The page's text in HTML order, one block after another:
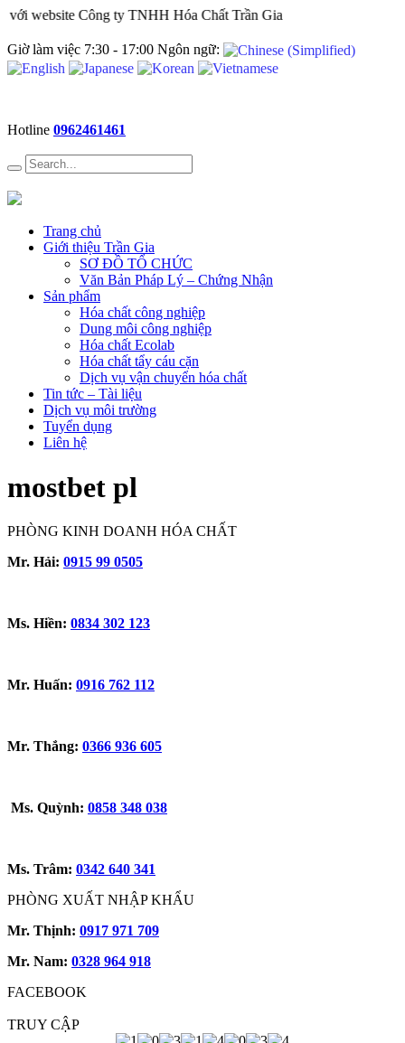
website Công ty TNHH Hóa Chất Trần Gia
Giờ làm việc 7:30 - 17:00 Ngôn ngữ:
Hotline 0962461461
Trang chủ
Giới thiệu Trần Gia
SƠ ĐỒ TỔ CHỨC
Văn Bản Pháp Lý – Chứng Nhận
Sản phẩm
Hóa chất công nghiệp
Dung môi công nghiệp
Hóa chất Ecolab
Hóa chất tẩy cáu cặn
Dịch vụ vận chuyển hóa chất
Tin tức – Tài liệu
Dịch vụ môi trường
Tuyển dụng
Liên hệ
mostbet pl
PHÒNG KINH DOANH HÓA CHẤT
Mr. Hải: 0915 99 0505
Ms. Hiền: 0834 302 123
Mr. Huấn: 0916 762 112
Mr. Thắng: 0366 936 605
Ms. Quỳnh: 0858 348 038
Ms. Trâm: 0342 640 341
PHÒNG XUẤT NHẬP KHẨU
Mr. Thịnh: 0917 971 709
Mr. Nam: 0328 964 918
FACEBOOK
TRUY CẬP